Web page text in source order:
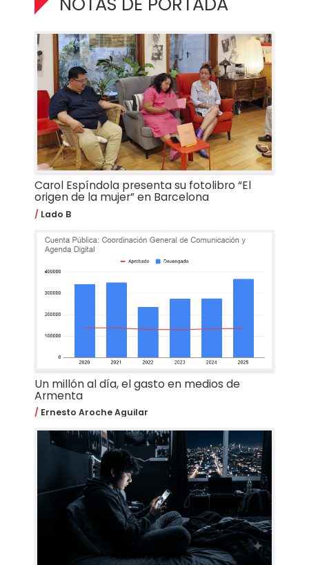
Carol Espíndola presenta su fotolibro “El
origen de la mujer” en Barcelona
Lado B
Un millón al día, el gasto en medios de
Armenta
Ernesto Aroche Aguilar